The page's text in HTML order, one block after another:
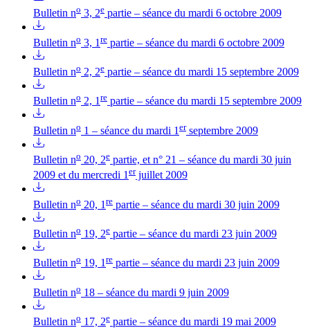
Bulletin no 3, 2e partie – séance du mardi 6 octobre 2009
Bulletin no 3, 1 re partie – séance du mardi 6 octobre 2009
Bulletin no 2, 2e partie – séance du mardi 15 septembre 2009
Bulletin no 2, 1 re partie – séance du mardi 15 septembre 2009
Bulletin no 1 – séance du mardi 1 erseptembre 2009
Bulletin no 20, 2e partie, et n° 21 – séance du mardi 30 juin
2009 et du mercredi 1 erjuillet 2009
Bulletin no 20, 1 re partie – séance du mardi 30 juin 2009
Bulletin no 19, 2e partie – séance du mardi 23 juin 2009
Bulletin no 19, 1 re partie – séance du mardi 23 juin 2009
Bulletin no 18 – séance du mardi 9 juin 2009
Bulletin no 17, 2e partie – séance du mardi 19 mai 2009